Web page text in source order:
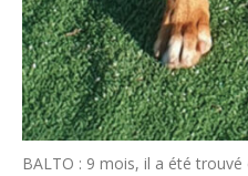
BALTO : 9 mois, il a été trouvé